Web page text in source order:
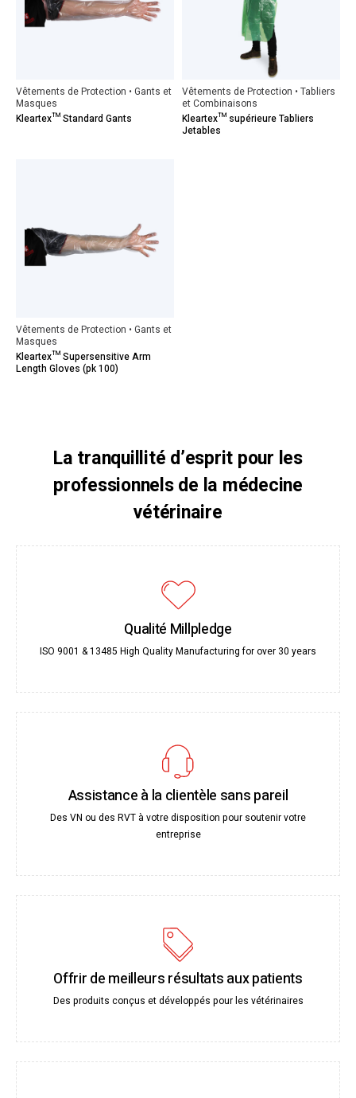
Vêtements de Protection • Gants et
Masques
Kleartex™ Standard Gants
Vêtements de Protection • Tabliers
et Combinaisons
Kleartex™ supérieure Tabliers
Jetables
Vêtements de Protection • Gants et
Masques
Kleartex™ Supersensitive Arm
Length Gloves (pk 100)
La tranquillité d’esprit pour les
professionnels de la médecine
vétérinaire
Qualité Millpledge
ISO 9001 & 13485 High Quality Manufacturing for over 30 years
Assistance à la clientèle sans pareil
Des VN ou des RVT à votre disposition pour soutenir votre
entreprise
Offrir de meilleurs résultats aux patients
Des produits conçus et développés pour les vétérinaires